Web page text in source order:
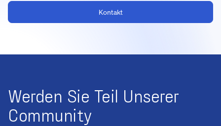
Kontakt
Werden Sie Teil Unserer
Community